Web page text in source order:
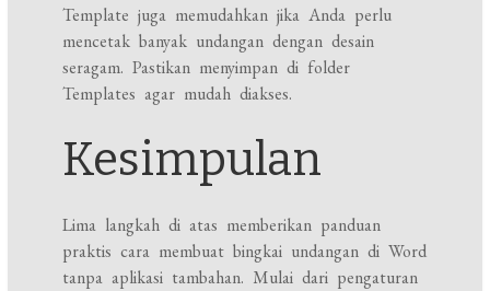
Template juga memudahkan jika Anda perlu
mencetak banyak undangan dengan desain
seragam. Pastikan menyimpan di folder
Templates agar mudah diakses.
Kesimpulan
Lima langkah di atas memberikan panduan
praktis cara membuat bingkai undangan di Word
tanpa aplikasi tambahan. Mulai dari pengaturan